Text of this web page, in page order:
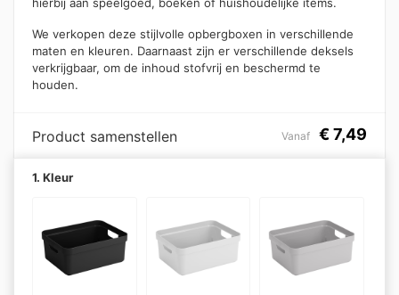
We verkopen deze stijlvolle opbergboxen in verschillende
maten en kleuren. Daarnaast zijn er verschillende deksels
verkrijgbaar, om de inhoud stofvrij en beschermd te
houden.
Product samenstellen Vanaf €7,49
1. Kleur